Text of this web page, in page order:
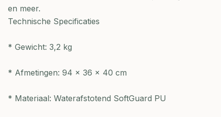
en meer.
Technische Specificaties
* Gewicht: 3,2 kg
* Afmetingen: 94 x 36 x 40 cm
* Materiaal: Waterafstotend SoftGuard PU